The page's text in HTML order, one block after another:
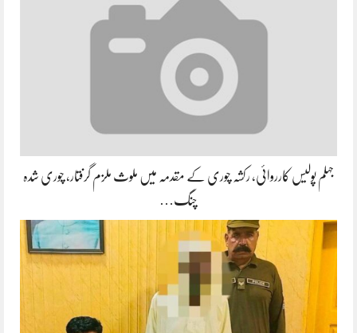
جہلم پولیس کارروائی، رکشہ چوری کے مقدمہ میں ملوث ملزم گرفتار، چوری شدہ
چنگ…